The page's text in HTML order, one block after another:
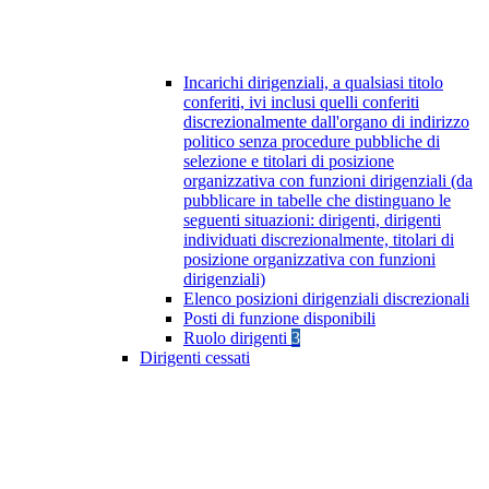
Incarichi dirigenziali, a qualsiasi titolo
conferiti, ivi inclusi quelli conferiti
discrezionalmente dall'organo di indirizzo
politico senza procedure pubbliche di
selezione e titolari di posizione
organizzativa con funzioni dirigenziali (da
pubblicare in tabelle che distinguano le
seguenti situazioni: dirigenti, dirigenti
individuati discrezionalmente, titolari di
posizione organizzativa con funzioni
dirigenziali)
Elenco posizioni dirigenziali discrezionali
Posti di funzione disponibili
Ruolo dirigenti 3
Dirigenti cessati